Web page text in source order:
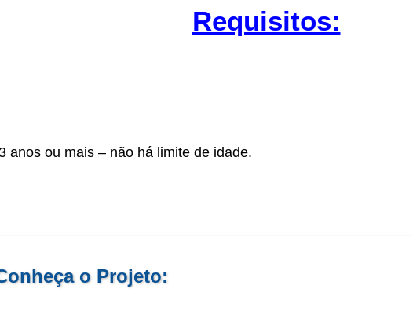
Requisitos:
anos ou mais – não há limite de idade.